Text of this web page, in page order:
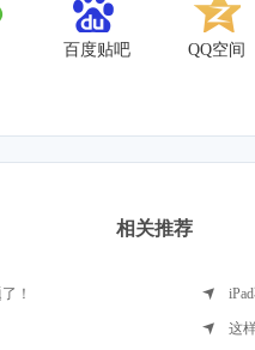
百度贴吧 QQ空间
相关推荐
！
这